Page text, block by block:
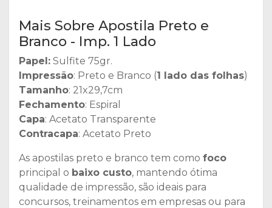
Mais Sobre Apostila Preto e
Branco - Imp. 1 Lado
Papel: Sulfite 75gr.
Impressão: Preto e Branco (1 lado das folhas)
Tamanho: 21x29,7cm
Fechamento: Espiral
Capa: Acetato Transparente
Contracapa: Acetato Preto
As apostilas preto e branco tem como foco
principal o baixo custo, mantendo ótima
qualidade de impressão, são ideais para
concursos, treinamentos em empresas ou para